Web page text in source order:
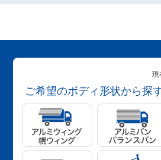
現
ご希望のボディ形状から探